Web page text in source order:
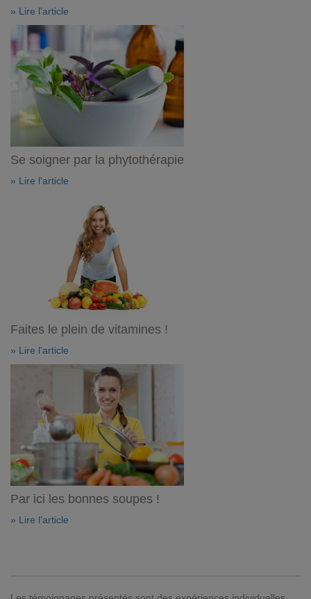
» Lire l'article
Se soigner par la phytothérapie
» Lire l'article
Faites le plein de vitamines !
» Lire l'article
Par ici les bonnes soupes !
» Lire l'article